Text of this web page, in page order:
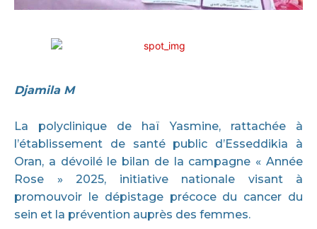
Djamila M
La polyclinique de haï Yasmine, rattachée à
l’établissement de santé public d’Esseddikia à
Oran, a dévoilé le bilan de la campagne « Année
Rose » 2025, initiative nationale visant à
promouvoir le dépistage précoce du cancer du
sein et la prévention auprès des femmes.